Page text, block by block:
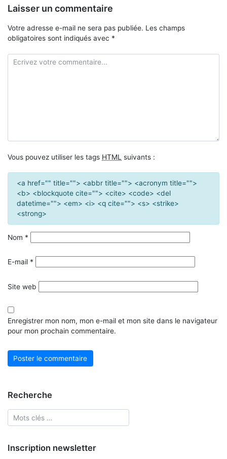
Laisser un commentaire
Votre adresse e-mail ne sera pas publiée. Les champs
obligatoires sont indiqués avec *
Vous pouvez utiliser les tags HTML suivants :
<a href="" title=""> <abbr title=""> <acronym title="">
<b> <blockquote cite=""> <cite> <code> <del
datetime=""> <em> <i> <q cite=""> <s> <strike>
<strong>
Nom *
E-mail *
Site web
Enregistrer mon nom, mon e-mail et mon site dans le navigateur
pour mon prochain commentaire.
Recherche
Inscription newsletter